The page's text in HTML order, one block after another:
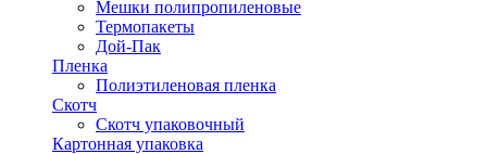
Мешки полипропиленовые
Термопакеты
Дой-Пак
Пленка
Полиэтиленовая пленка
Скотч
Скотч упаковочный
Картонная упаковка